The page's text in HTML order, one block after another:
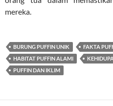
mereka.
BURUNG PUFFIN UNIK
FAKTA
HABITAT PUFFIN ALAMI
PUFFIN DAN IKLIM